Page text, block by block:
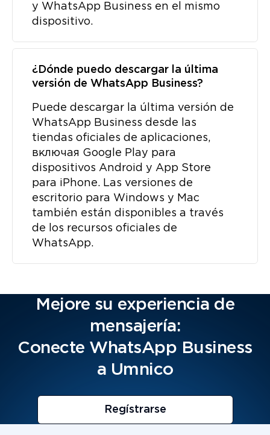
y WhatsApp Business en el mismo
dispositivo.
¿Dónde puedo descargar la última
versión de WhatsApp Business?
Puede descargar la última versión de
WhatsApp Business desde las
tiendas oficiales de aplicaciones,
включая Google Play para
dispositivos Android y App Store
para iPhone. Las versiones de
escritorio para Windows y Mac
también están disponibles a través
de los recursos oficiales de
WhatsApp.
Mejore su experiencia de
mensajería:
Conecte WhatsApp Business
a Umnico
Regístrarse